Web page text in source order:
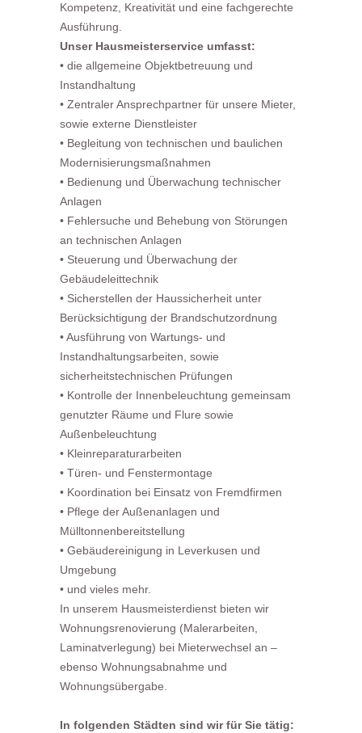
Kompetenz, Kreativität und eine fachgerechte
Ausführung.
Unser Hausmeisterservice umfasst:
• die allgemeine Objektbetreuung und
Instandhaltung
• Zentraler Ansprechpartner für unsere Mieter,
sowie externe Dienstleister
• Begleitung von technischen und baulichen
Modernisierungsmaßnahmen
• Bedienung und Überwachung technischer
Anlagen
• Fehlersuche und Behebung von Störungen
an technischen Anlagen
• Steuerung und Überwachung der
Gebäudeleittechnik
• Sicherstellen der Haussicherheit unter
Berücksichtigung der Brandschutzordnung
• Ausführung von Wartungs- und
Instandhaltungsarbeiten, sowie
sicherheitstechnischen Prüfungen
• Kontrolle der Innenbeleuchtung gemeinsam
genutzter Räume und Flure sowie
Außenbeleuchtung
• Kleinreparaturarbeiten
• Türen- und Fenstermontage
• Koordination bei Einsatz von Fremdfirmen
• Pflege der Außenanlagen und
Mülltonnenbereitstellung
• Gebäudereinigung in Leverkusen und
Umgebung
• und vieles mehr.
In unserem Hausmeisterdienst bieten wir
Wohnungsrenovierung (Malerarbeiten,
Laminatverlegung) bei Mieterwechsel an –
ebenso Wohnungsabnahme und
Wohnungsübergabe.
In folgenden Städten sind wir für Sie tätig: